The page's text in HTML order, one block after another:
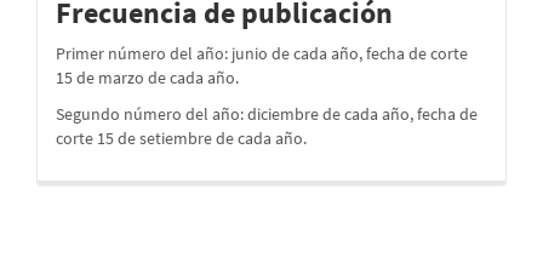
Frecuencia de publicación
Primer número del año: junio de cada año, fecha de corte
15 de marzo de cada año.
Segundo número del año: diciembre de cada año, fecha de
corte 15 de setiembre de cada año.